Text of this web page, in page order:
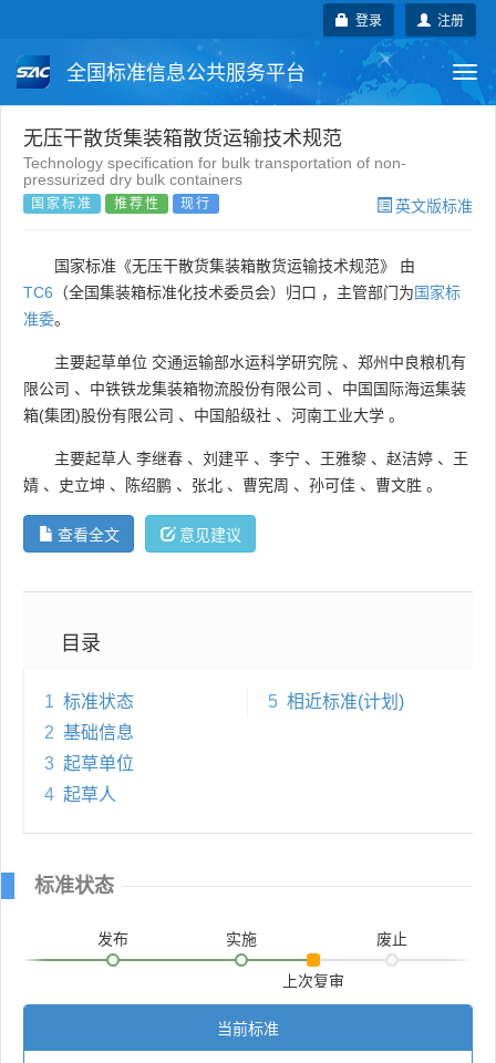
注册
登录
全国标准信息公共服务平台
国家标准 行业标准
团体标准 企业标准
无压干散货集装箱散货运输技术规范
Technology specification for bulk transportation of non-
pressurized dry bulk containers
国家标准 推荐性 现行 英文版标准
国家标准《无压干散货集装箱散货运输技术规范》 由
TC6 （全国集装箱标准化技术委员会）归口 ，主管部门为国家标
准委。
主要起草单位 交通运输部水运科学研究院 、 郑州中良粮机有
限公司 、 中铁铁龙集装箱物流股份有限公司 、 中国国际海运集装
箱(集团)股份有限公司 、 中国船级社 、 河南工业大学 。
主要起草人 李继春 、 刘建平 、 李宁 、 王雅黎 、 赵洁婷 、 王
婧 、 史立坤 、 陈绍鹏 、 张北 、 曹宪周 、 孙可佳 、 曹文胜 。
查看全文 意见建议
目录
1 标准状态
2 基础信息
3 起草单位
4 起草人
5 相近标准(计划)
标准状态
发布 实施
上次复审
废止
当前标准